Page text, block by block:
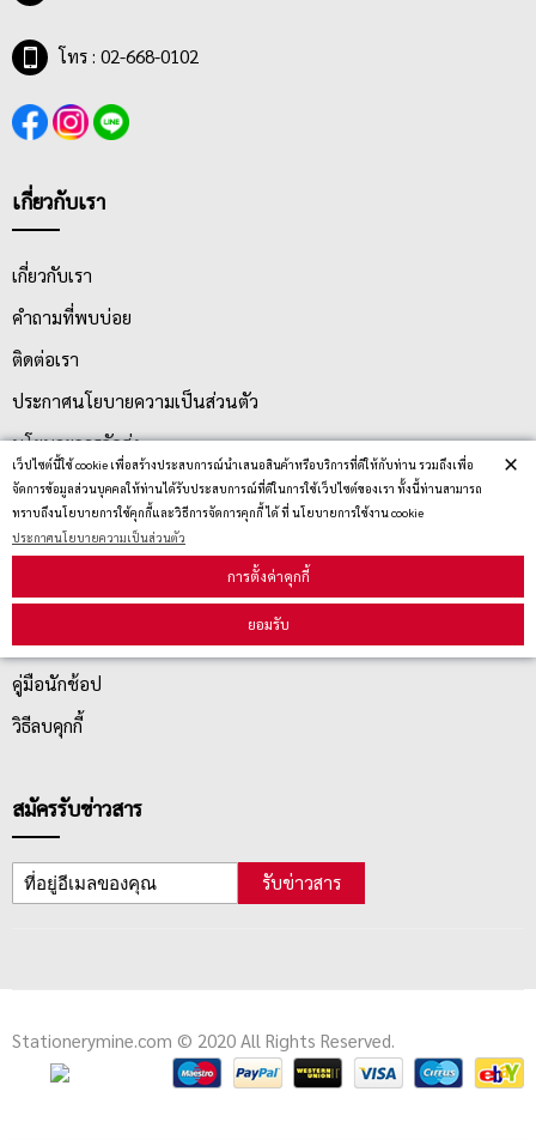
เว็ปไซต์นี้ใช้ cookie เพื่อสร้างประสบการณ์นำเสนอสินค้าหรือบริการที่ดีให้กับท่าน รวมถึงเพื่อ
จัดการข้อมูลส่วนบุคคลให้ท่านได้รับประสบการณ์ที่ดีในการใช้เว็ปไซต์ของเรา ทั้งนี้ท่านสามารถ
ทราบถึงนโยบายการใช้คุกกี้และวิธีการจัดการคุกกี้ ได้ ที่ นโยบายการใช้งาน cookie
ประกาศนโยบายความเป็นส่วนตัว
การตั้งค่าคุกกี้
ยอมรับ
×
โทร : 02-668-0102
เกี่ยวกับเรา
เกี่ยวกับเรา
คำถามที่พบบ่อย
ติดต่อเรา
ประกาศนโยบายความเป็นส่วนตัว
นโยบายการจัดส่ง
นโยบายการเปลี่ยน/คืน สินค้า
ตรวจสอบสถานะสินค้า
คู่มือนักช้อป
วิธีลบคุกกี้
สมัครรับข่าวสาร
รับข่าวสาร
Stationerymine.com © 2020 All Rights Reserved.